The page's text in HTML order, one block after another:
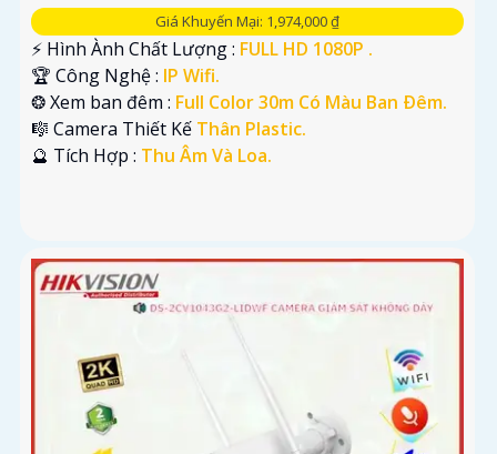
Giá Khuyến Mại: 1,974,000 ₫
️⚡ Hình Ành Chất Lượng : FULL HD 1080P .
🏆 Công Nghệ : IP Wifi.
❂ Xem ban đêm : Full Color 30m Có Màu Ban Ðêm.
🎼️ Camera Thiết Kế Thân Plastic.
️🔮 Tích Hợp : Thu Âm Và Loa.